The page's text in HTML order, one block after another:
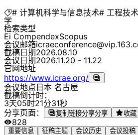
# 计算机科学与信息技术# 工程技术
学
检索类型
Ei CompendexScopus
会议邮箱
截稿日期2026.08.10
会议日期2026.11.20 - 11.22
官网地址
https://www.icrae.org/
会议地点日本 名古屋
截稿倒计时：
3天05时21分31秒
分享页面：
复制链接分享分享 收藏
828
重要信息 征稿主题 会议历史
会议投稿